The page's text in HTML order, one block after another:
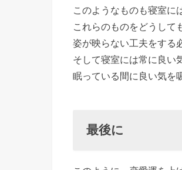
このようなものも寝室に
これらのものをどうして
姿が映らない工夫をする
そして寝室には常に良い
眠っている間に良い気を
最後に